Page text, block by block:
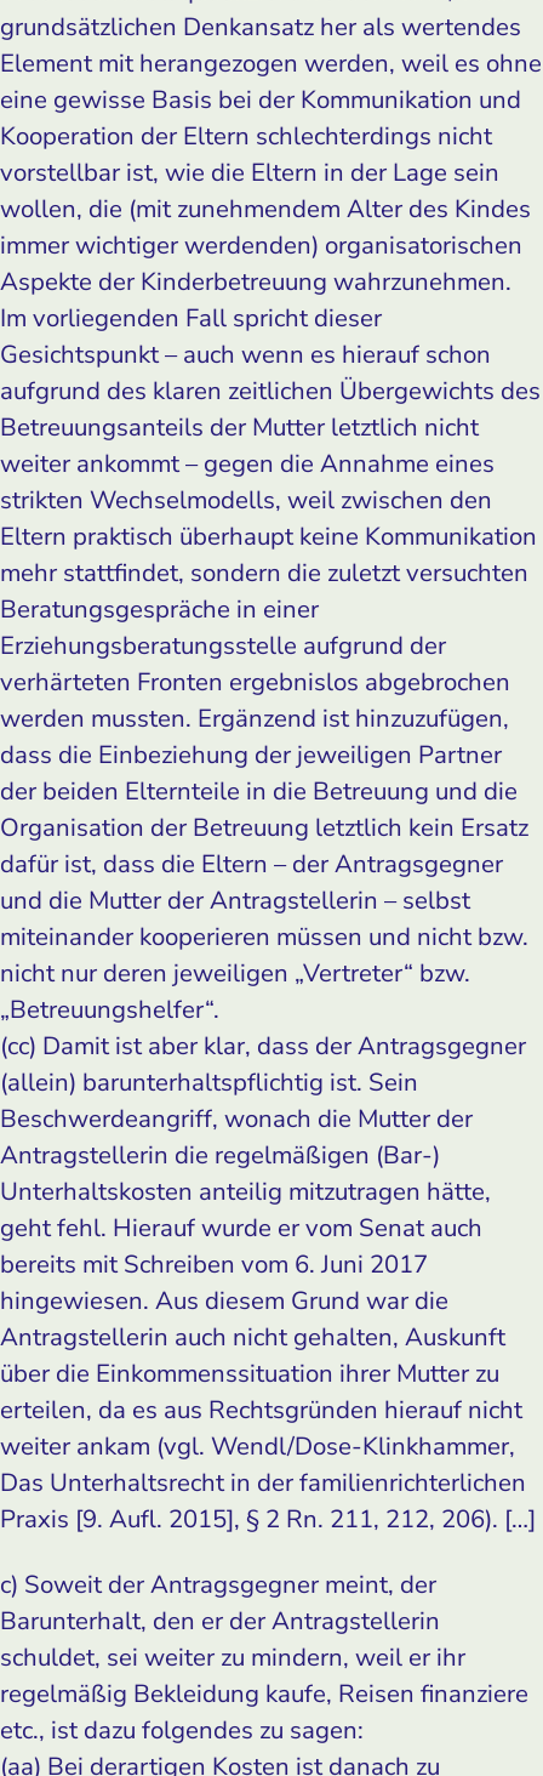
grundsätzlichen Denkansatz her als wertendes
Element mit herangezogen werden, weil es ohne
eine gewisse Basis bei der Kommunikation und
Kooperation der Eltern schlechterdings nicht
vorstellbar ist, wie die Eltern in der Lage sein
wollen, die (mit zunehmendem Alter des Kindes
immer wichtiger werdenden) organisatorischen
Aspekte der Kinderbetreuung wahrzunehmen.
Im vorliegenden Fall spricht dieser
Gesichtspunkt – auch wenn es hierauf schon
aufgrund des klaren zeitlichen Übergewichts des
Betreuungsanteils der Mutter letztlich nicht
weiter ankommt – gegen die Annahme eines
strikten Wechselmodells, weil zwischen den
Eltern praktisch überhaupt keine Kommunikation
mehr stattfindet, sondern die zuletzt versuchten
Beratungsgespräche in einer
Erziehungsberatungsstelle aufgrund der
verhärteten Fronten ergebnislos abgebrochen
werden mussten. Ergänzend ist hinzuzufügen,
dass die Einbeziehung der jeweiligen Partner
der beiden Elternteile in die Betreuung und die
Organisation der Betreuung letztlich kein Ersatz
dafür ist, dass die Eltern – der Antragsgegner
und die Mutter der Antragstellerin – selbst
miteinander kooperieren müssen und nicht bzw.
nicht nur deren jeweiligen „Vertreter“ bzw.
„Betreuungshelfer“.
(cc) Damit ist aber klar, dass der Antragsgegner
(allein) barunterhaltspflichtig ist. Sein
Beschwerdeangriff, wonach die Mutter der
Antragstellerin die regelmäßigen (Bar-)
Unterhaltskosten anteilig mitzutragen hätte,
geht fehl. Hierauf wurde er vom Senat auch
bereits mit Schreiben vom 6. Juni 2017
hingewiesen. Aus diesem Grund war die
Antragstellerin auch nicht gehalten, Auskunft
über die Einkommenssituation ihrer Mutter zu
erteilen, da es aus Rechtsgründen hierauf nicht
weiter ankam (vgl. Wendl/Dose-Klinkhammer,
Das Unterhaltsrecht in der familienrichterlichen
Praxis [9. Aufl. 2015], § 2 Rn. 211, 212, 206). […]
c) Soweit der Antragsgegner meint, der
Barunterhalt, den er der Antragstellerin
schuldet, sei weiter zu mindern, weil er ihr
regelmäßig Bekleidung kaufe, Reisen finanziere
etc., ist dazu folgendes zu sagen:
(aa) Bei derartigen Kosten ist danach zu